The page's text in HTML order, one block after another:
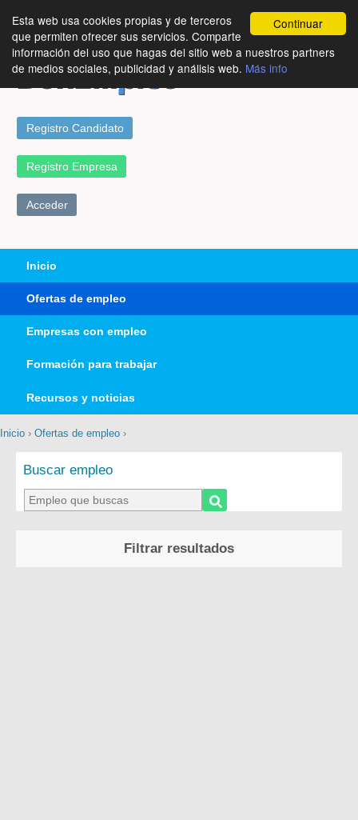
Continuar
Esta web usa cookies propias y de terceros
que permiten ofrecer sus servicios. Comparte
información del uso que hagas del sitio web a nuestros partners
de medios sociales, publicidad y análisis web. Más info
Registro Candidato
Registro Empresa
Acceder
Inicio
Ofertas de empleo
Empresas con empleo
Formación para trabajar
Recursos y noticias
Inicio › Ofertas de empleo ›
Buscar empleo
Filtrar resultados